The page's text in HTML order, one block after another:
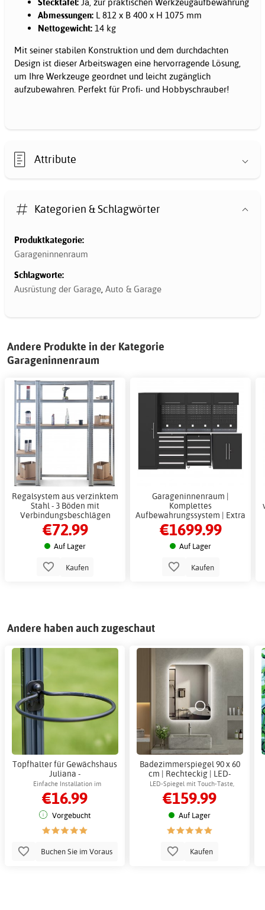
Abmessungen: L 812 x B 400 x H 1075 mm
Nettogewicht: 14 kg
Mit seiner stabilen Konstruktion und dem durchdachten
Design ist dieser Arbeitswagen eine hervorragende Lösung,
um Ihre Werkzeuge geordnet und leicht zugänglich
aufzubewahren. Perfekt für Profi- und Hobbyschrauber!
Attribute
Kategorien & Schlagwörter
Produktkategorie:
Garageninnenraum
Schlagworte:
Ausrüstung der Garage, Auto & Garage
Andere Produkte in der Kategorie
Garageninnenraum
Regalsystem aus verzinktem
Stahl - 3 Böden mit
Verbindungsbeschlägen
€72.99
Auf Lager
Kaufen
Garageninnenraum |
Komplettes
Aufbewahrungssystem | Extra
hoch
€1699.99
Auf Lager
Kaufen
Andere haben auch zugeschaut
Topfhalter für Gewächshaus
Juliana -
Gewächshauszubehör &
Ersatzteile
Einfache Installation im
Gewächshausprofilsystem
€16.99
Vorgebucht
Buchen Sie im Voraus
Badezimmerspiegel 90 x 60
cm | Rechteckig | LED-
Beleuchtung, dimmbar &
beschlagfrei | Salerno
LED-Spiegel mit Touch-Taste,
dimmbarer Helligkeit, 3 Lichtmodi und
Vergrößerungsspiegel
€159.99
Auf Lager
Kaufen